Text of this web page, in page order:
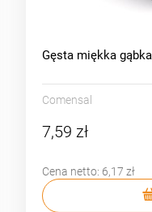
Gęsta miękka
Comensal
7,59 zł
Cena netto: 6,17 zł